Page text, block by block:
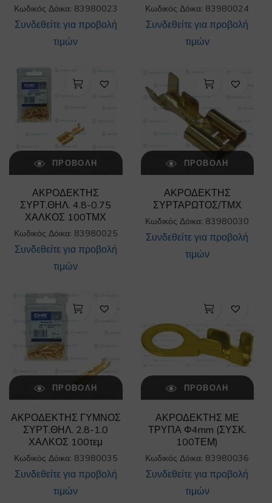
Κωδικός Δόικα: 83980023
Συνδεθείτε για προβολή
τιμών
Κωδικός Δόικα: 83980024
Συνδεθείτε για προβολή
τιμών
ΠΡΟΒΟΛΉ
ΑΚΡΟΔΕΚΤΗΣ
ΣΥΡΤ.ΘΗΛ. 4.8-0.75
ΧΑΛΚΟΣ 100ΤΜΧ
Κωδικός Δόικα: 83980025
Συνδεθείτε για προβολή
τιμών
ΠΡΟΒΟΛΉ
ΑΚΡΟΔΕΚΤΗΣ
ΣΥΡΤΑΡΩΤΟΣ/ΤΜΧ
Κωδικός Δόικα: 83980030
Συνδεθείτε για προβολή
τιμών
ΠΡΟΒΟΛΉ
ΑΚΡΟΔΕΚΤΗΣ ΓΥΜΝΟΣ
ΣΥΡΤ.ΘΗΛ. 2.8-1.0
ΧΑΛΚΟΣ 100τεμ
Κωδικός Δόικα: 83980035
Συνδεθείτε για προβολή
τιμών
ΠΡΟΒΟΛΉ
ΑΚΡΟΔΕΚΤΗΣ ΜΕ
ΤΡΥΠΑ Φ4mm (ΣΥΣΚ.
100ΤΕΜ)
Κωδικός Δόικα: 83980036
Συνδεθείτε για προβολή
τιμών